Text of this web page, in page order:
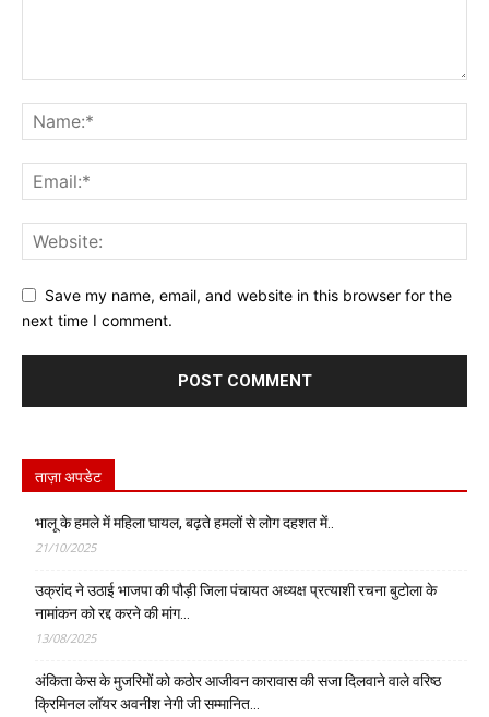
Save my name, email, and website in this browser for the
next time I comment.
ताज़ा अपडेट
भालू के हमले में महिला घायल, बढ़ते हमलों से लोग दहशत में..
21/10/2025
उक्रांद ने उठाई भाजपा की पौड़ी जिला पंचायत अध्यक्ष प्रत्याशी रचना बुटोला के
नामांकन को रद्द करने की मांग…
13/08/2025
अंकिता केस के मुजरिमों को कठोर आजीवन कारावास की सजा दिलवाने वाले वरिष्ठ
क्रिमिनल लॉयर अवनीश नेगी जी सम्मानित…